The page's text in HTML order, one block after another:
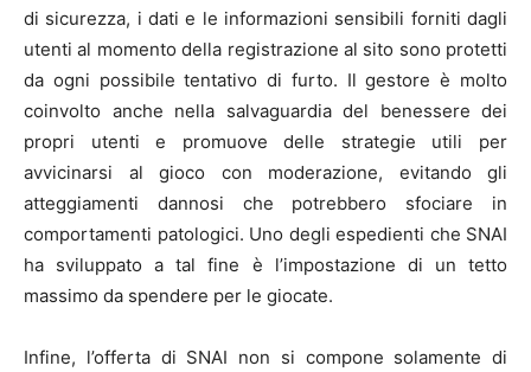
di sicurezza, i dati e le informazioni sensibili forniti dagli
utenti al momento della registrazione al sito sono protetti
da ogni possibile tentativo di furto. Il gestore è molto
coinvolto anche nella salvaguardia del benessere dei
propri utenti e promuove delle strategie utili per
avvicinarsi al gioco con moderazione, evitando gli
atteggiamenti dannosi che potrebbero sfociare in
comportamenti patologici. Uno degli espedienti che SNAI
ha sviluppato a tal fine è l’impostazione di un tetto
massimo da spendere per le giocate.
Infine, l’offerta di SNAI non si compone solamente di